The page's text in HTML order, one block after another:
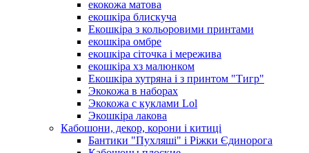
екокожа матова
екошкіра блискуча
Екошкіра з кольоровими принтами
екошкіра омбре
екошкіра сіточка і мережива
екошкіра хз малюнком
Екошкіра хутряна і з принтом "Тигр"
Экокожа в наборах
Экокожа с куклами Lol
Экошкiра лакова
Кабошони, декор, корони і китиці
Бантики "Пухляші" і Ріжки Єдинорога